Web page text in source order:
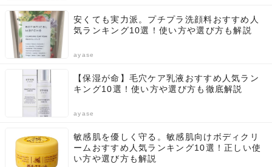
安くても実力派。プチプラ洗顔料おすすめ人
気ランキング10選！使い方や選び方も解説
ayase
【保湿が命】毛穴ケア乳液おすすめ人気ラン
キング10選！使い方や選び方も徹底解説
ayase
敏感肌を優しく守る。敏感肌向けボディクリ
ームおすすめ人気ランキング10選！正しい使
い方や選び方も解説